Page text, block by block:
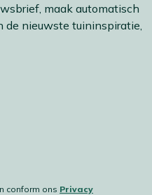
maak automatisch
nieuwste tuininspiratie,
conform ons Privacy